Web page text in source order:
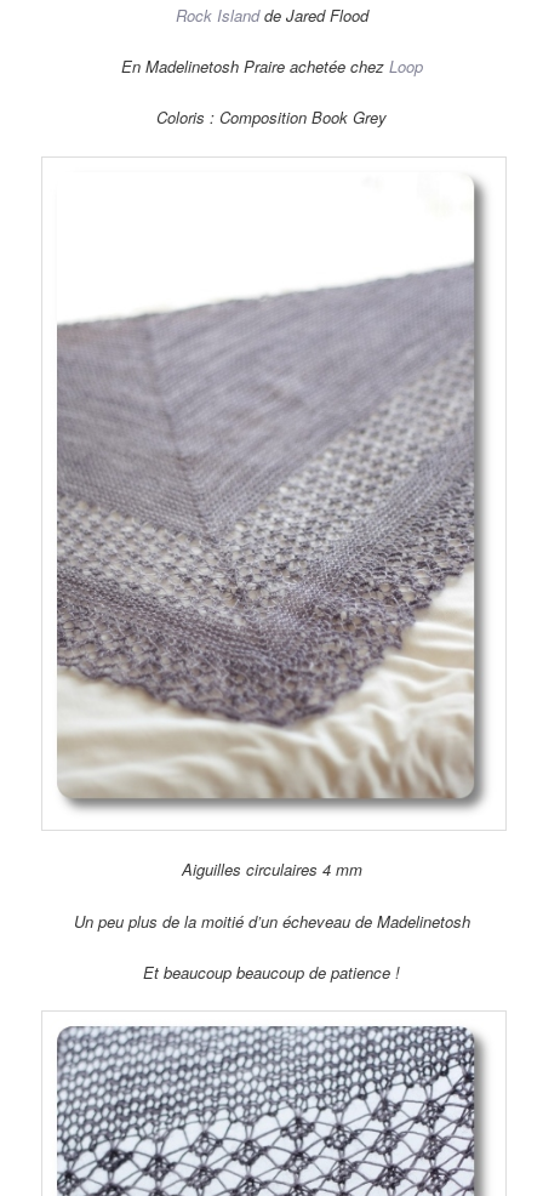
Rock Islandde Jared Flood
En Madelinetosh Praire achetée chezLoop
Coloris : Composition Book Grey
Aiguilles circulaires 4 mm
Un peu plus de la moitié d’un écheveau de Madelinetosh
Et beaucoup beaucoup de patience !